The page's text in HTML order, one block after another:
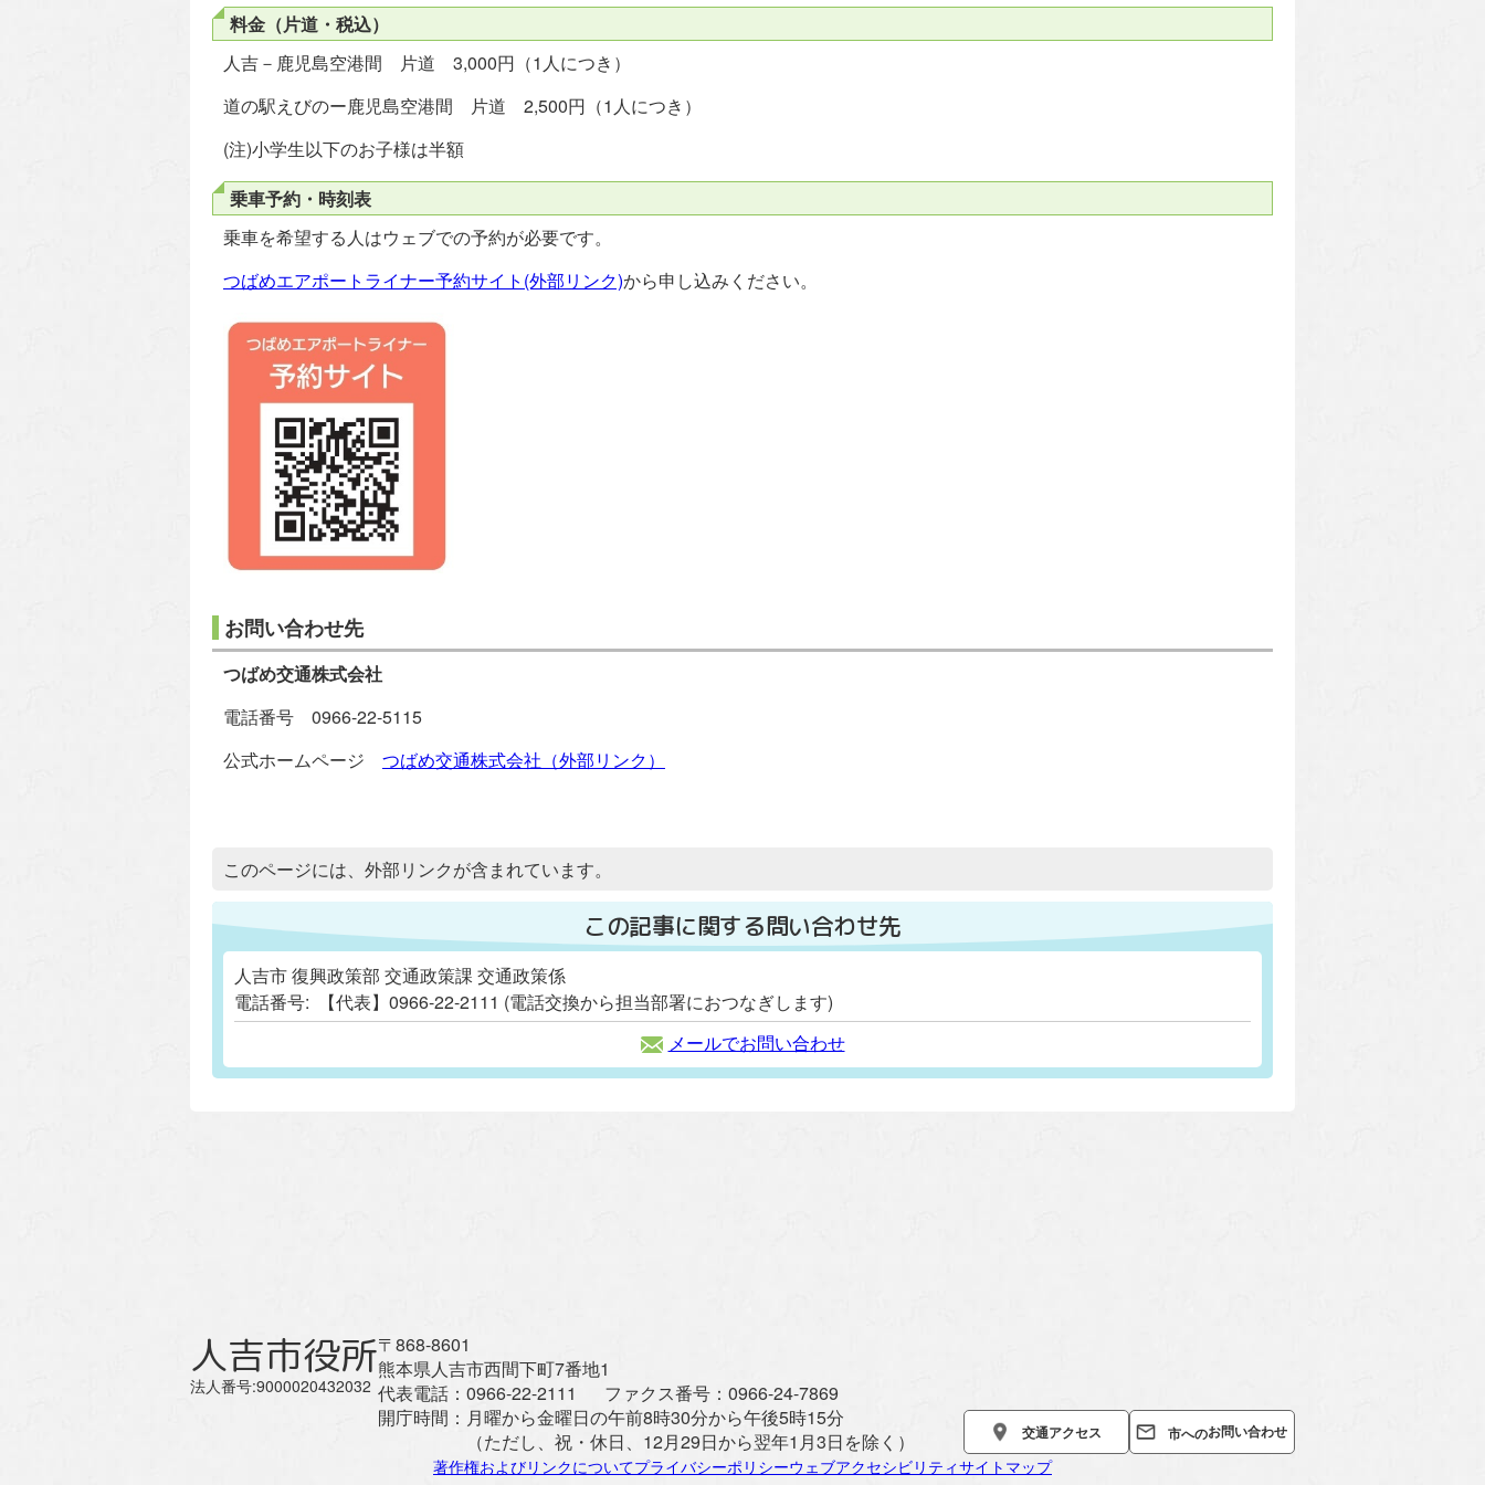
料金（片道・税込）
人吉－鹿児島空港間 片道 3,000円（1人につき）
道の駅えびのー鹿児島空港間 片道 2,500円（1人につき）
(注)小学生以下のお子様は半額
乗車予約・時刻表
乗車を希望する人はウェブでの予約が必要です。
つばめエアポートライナー予約サイト(外部リンク)から申し込みください。
お問い合わせ先
つばめ交通株式会社
電話番号 0966-22-5115
公式ホームページ つばめ交通株式会社（外部リンク）
追加情報：外部リンク
このページには、外部リンクが含まれています。
この記事に関する問い合わせ先
人吉市 復興政策部 交通政策課 交通政策係
電話番号:
【代表】0966-22-2111 (電話交換から担当部署におつなぎします)
メールでお問い合わせ
人吉市役所
法人番号:9000020432032
〒868-8601
熊本県人吉市西間下町7番地1
代表電話： 0966-22-2111 ファクス番号： 0966-24-7869
開庁時間： 月曜から金曜日の午前8時30分から午後5時15分
（ただし、祝・休日、12月29日から翌年1月3日を除く）
交通アクセス 市へのお問い合わせ
著作権およびリンクについてプライバシーポリシーウェブアクセシビリティサイトマップ